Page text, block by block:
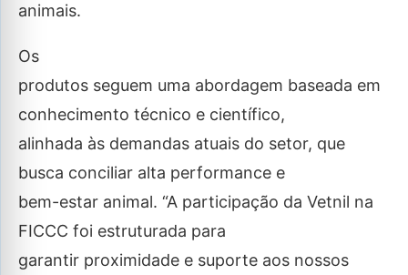
animais.
Os
produtos seguem uma abordagem baseada em
conhecimento técnico e científico,
alinhada às demandas atuais do setor, que
busca conciliar alta performance e
bem-estar animal. “A participação da Vetnil na
FICCC foi estruturada para
garantir proximidade e suporte aos nossos